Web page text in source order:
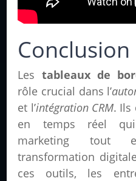
Conclusion
Les tableaux de
rôle crucial dans l’
et l’intégration CRM. Ils
en temps réel qui
marketing tout
transformation
ces outils, les